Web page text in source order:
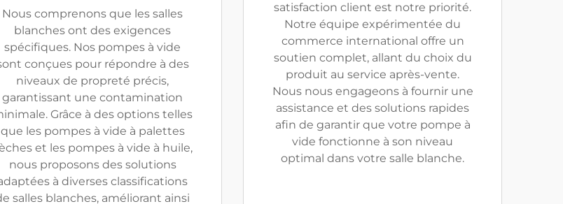
Nous comprenons que les salles
blanches ont des exigences
spécifiques. Nos pompes à vide
conçues pour répondre à des
niveaux de propreté précis,
garantissant une contamination
Grâce à des options telles
que les pompes à vide à palettes
et les pompes à vide à huile,
nous proposons des solutions
à diverses classifications
salles blanches, améliorant ainsi
satisfaction client est notre priorité.
Notre équipe expérimentée du
commerce international offre un
soutien complet, allant du choix du
produit au service après-vente.
Nous nous engageons à fournir une
assistance et des solutions rapides
afin de garantir que votre pompe à
vide fonctionne à son niveau
optimal dans votre salle blanche.